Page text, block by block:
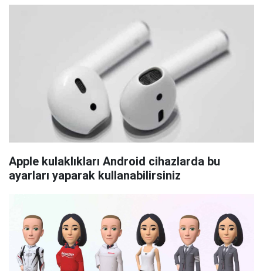
Apple kulaklıkları Android cihazlarda bu
ayarları yaparak kullanabilirsiniz